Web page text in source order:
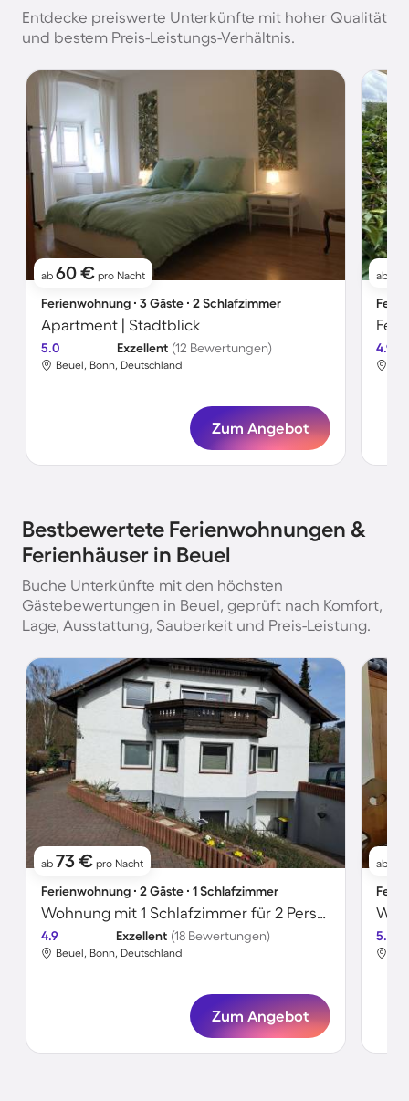
Entdecke preiswerte Unterkünfte mit hoher Qualität
und bestem Preis-Leistungs-Verhältnis.
ab 60 € pro Nacht
Ferienwohnung ∙ 3 Gäste ∙ 2 Schlafzimmer
Apartment | Stadtblick
5.0 Exzellent (12 Bewertungen)
Beuel, Bonn, Deutschland
Zum Angebot
ab
4.9
Bestbewertete Ferienwohnungen &
Ferienhäuser in Beuel
Buche Unterkünfte mit den höchsten
Gästebewertungen in Beuel, geprüft nach Komfort,
Lage, Ausstattung, Sauberkeit und Preis-Leistung.
ab 73 € pro Nacht
Ferienwohnung ∙ 2 Gäste ∙ 1 Schlafzimmer
Wohnung mit 1 Schlafzimmer für 2 Personen
4.9 Exzellent (18 Bewertungen)
Beuel, Bonn, Deutschland
Zum Angebot
ab
5.0